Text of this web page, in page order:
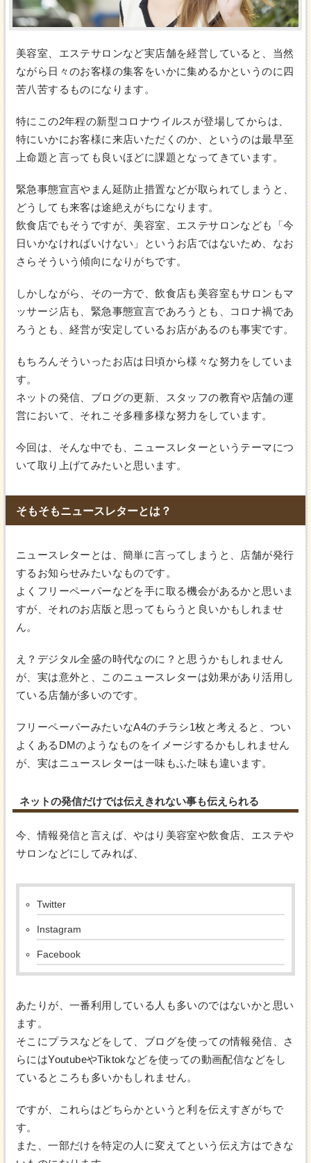
美容室、エステサロンなど実店舗を経営していると、当然
ながら日々のお客様の集客をいかに集めるかというのに四
苦八苦するものになります。
特にこの2年程の新型コロナウイルスが登場してからは、
特にいかにお客様に来店いただくのか、というのは最早至
上命題と言っても良いほどに課題となってきています。
緊急事態宣言やまん延防止措置などが取られてしまうと、
どうしても来客は途絶えがちになります。
飲食店でもそうですが、美容室、エステサロンなども「今
日いかなければいけない」というお店ではないため、なお
さらそういう傾向になりがちです。
しかしながら、その一方で、飲食店も美容室もサロンもマ
ッサージ店も、緊急事態宣言であろうとも、コロナ禍であ
ろうとも、経営が安定しているお店があるのも事実です。
もちろんそういったお店は日頃から様々な努力をしていま
す。
ネットの発信、ブログの更新、スタッフの教育や店舗の運
営において、それこそ多種多様な努力をしています。
今回は、そんな中でも、ニュースレターというテーマにつ
いて取り上げてみたいと思います。
そもそもニュースレターとは？
ニュースレターとは、簡単に言ってしまうと、店舗が発行
するお知らせみたいなものです。
よくフリーペーパーなどを手に取る機会があるかと思いま
すが、それのお店版と思ってもらうと良いかもしれませ
ん。
え？デジタル全盛の時代なのに？と思うかもしれません
が、実は意外と、このニュースレターは効果があり活用し
ている店舗が多いのです。
フリーペーパーみたいなA4のチラシ1枚と考えると、つい
よくあるDMのようなものをイメージするかもしれません
が、実はニュースレターは一味もふた味も違います。
ネットの発信だけでは伝えきれない事も伝えられる
今、情報発信と言えば、やはり美容室や飲食店、エステや
サロンなどにしてみれば、
Twitter
Instagram
Facebook
あたりが、一番利用している人も多いのではないかと思い
ます。
そこにプラスなどをして、ブログを使っての情報発信、さ
らにはYoutubeやTiktokなどを使っての動画配信などをし
ているところも多いかもしれません。
ですが、これらはどちらかというと利を伝えすぎがちで
す。
また、一部だけを特定の人に変えてという伝え方はできな